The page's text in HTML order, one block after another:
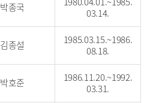
박종국
03.14.
김종설
1985.03.15.~1986.
08.18.
박호준
1986.11.20.~1992.
03.31.